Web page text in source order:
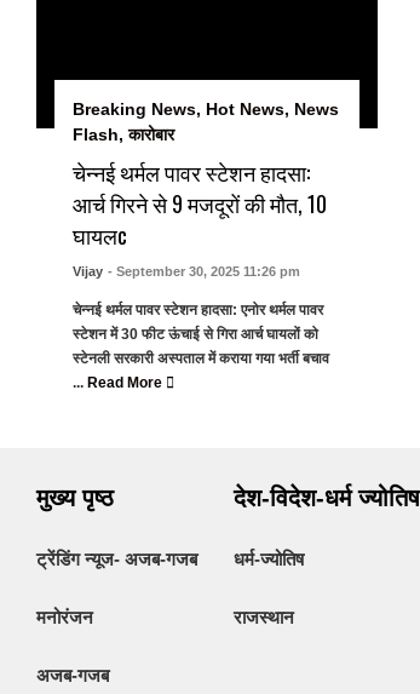
Breaking News, Hot News, News
Flash,कारोबार
चेन्नई थर्मल पावर स्टेशन हादसा:
आर्च गिरने से 9 मजदूरों की मौत, 10
घायलc
Vijay - September 30, 2025 11:26 pm
चेन्नई थर्मल पावर स्टेशन हादसा: एनोर थर्मल पावर
स्टेशन में 30 फीट ऊंचाई से गिरा आर्च घायलों को
स्टेनली सरकारी अस्पताल में कराया गया भर्ती बचाव
... Read More
मुख्य पृष्ठ
ट्रेंडिंग न्यूज- अजब-गजब
मनोरंजन
अजब-गजब
देश-विदेश-धर्म ज्योतिष
धर्म-ज्योतिष
राजस्थान